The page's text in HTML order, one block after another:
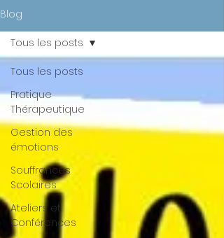
Blog
Tous les posts
Pratique
Thérapeutique
Gestion des
émotions
Souffrances
Scolaires
Ateliers et
Conférences
Tous les posts